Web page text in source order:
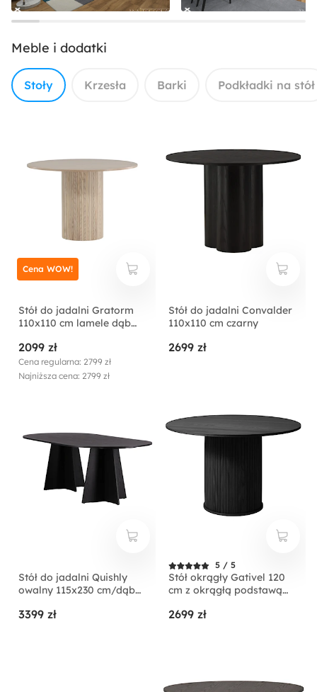
Meble i dodatki
Stoły Krzesła Barki Podkładki na stół
Stół do jadalni Gratorm
110x110 cm lamele dąb
2099 zł
Cena regularna: 2799 zł
Najniższa cena: 2799 zł
Cena WOW!
Stół do jadalni Convalder
110x110 cm czarny
2699 zł
Stół do jadalni Quishly
owalny 115x230 cm/dąb
3399 zł
5 / 5
Stół okrągły Gativel 120
cm z okrągłą podstawą
2699 zł